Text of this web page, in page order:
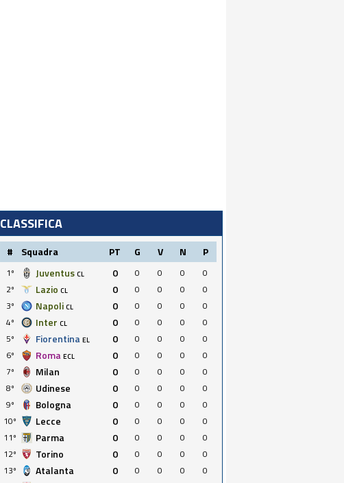
CLASSIFICA
# Squadra PT G V N P
1º Juventus CL 0 0 0 0
0
2º
Lazio CL 0 0 0 0
0
3º
Napoli CL 0 0 0 0
0
4º
Inter CL 0 0 0 0
0
5º
Fiorentina EL 0 0 0 0
0
6º
Roma ECL 0 0 0 0
0
7º
Milan 0 0 0 0
0
8º
Udinese 0 0 0 0
0
9º
Bologna 0 0 0 0
0
10º
Lecce 0 0 0 0
0
11º
Parma 0 0 0 0
0
12º
Torino 0 0 0 0
0
13º
Atalanta 0 0 0 0
0